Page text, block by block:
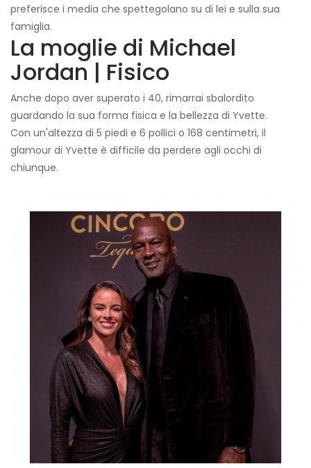
preferisce i media che spettegolano su di lei e sulla sua
famiglia.
La moglie di Michael
Jordan | Fisico
Anche dopo aver superato i 40, rimarrai sbalordito
guardando la sua forma fisica e la bellezza di Yvette.
Con un'altezza di 5 piedi e 6 pollici o 168 centimetri, il
glamour di Yvette è difficile da perdere agli occhi di
chiunque.